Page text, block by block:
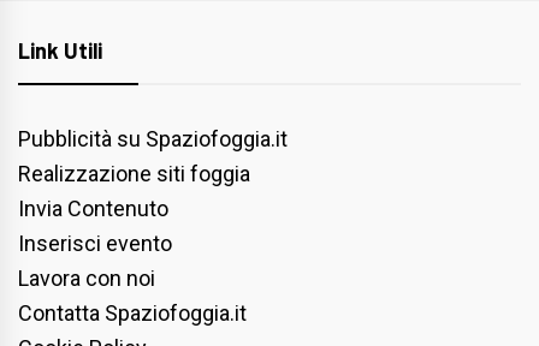
Link Utili
Pubblicità su Spaziofoggia.it
Realizzazione siti foggia
Invia Contenuto
Inserisci evento
Lavora con noi
Contatta Spaziofoggia.it